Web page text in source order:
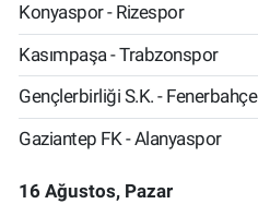
Konyaspor - Rizespor
Kasımpaşa - Trabzonspor
Gençlerbirliği S.K. - Fenerbahçe
Gaziantep FK - Alanyaspor
16 Ağustos, Pazar